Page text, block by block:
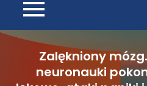
Zalękniony
neuronauki